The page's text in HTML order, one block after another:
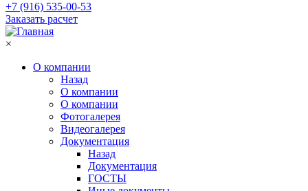
+7 (916) 535-00-53
Заказать расчет
×
О компании
Назад
О компании
О компании
Фотогалерея
Видеогалерея
Документация
Назад
Документация
ГОСТЫ